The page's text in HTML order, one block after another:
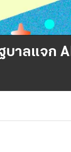
บาลแจก